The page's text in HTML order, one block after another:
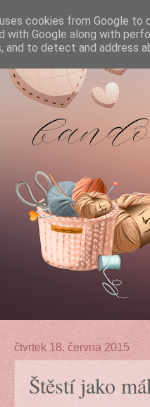
čtvrtek 18. června 2015
Štěstí jako
cookies from Google to
with Google along with
and to detect and address